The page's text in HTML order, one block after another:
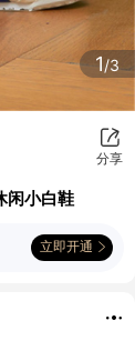
1/3
分享
闲小白鞋
立即开通